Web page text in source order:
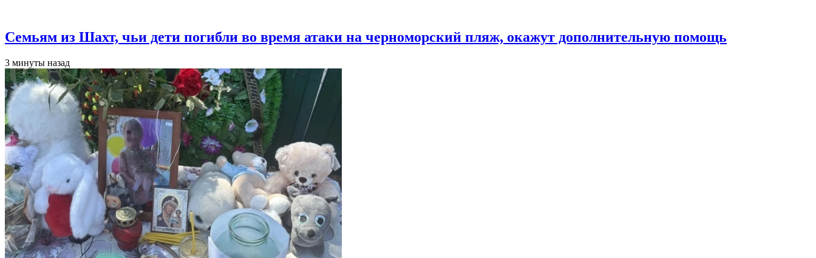
Семьям из Шахт, чьи дети погибли во время атаки на черноморский пляж, окажут дополнительную помощь
3 минуты назад